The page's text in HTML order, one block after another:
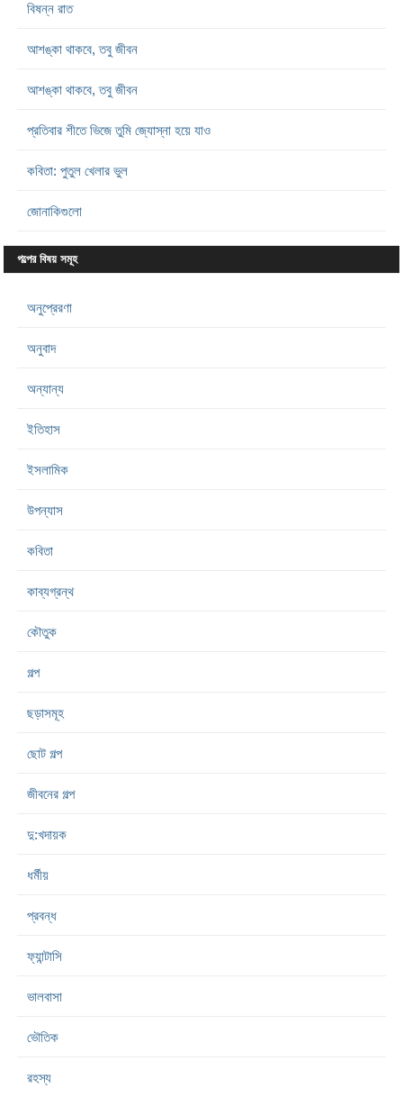
বিষন্ন রাত
আশঙ্কা থাকবে, তবু জীবন
আশঙ্কা থাকবে, তবু জীবন
প্রতিবার শীতে ভিজে তুমি জ্যোস্না হয়ে যাও
কবিতা: পুতুল খেলার ভুল
জোনাকিগুলো
গল্পের বিষয় সমূহ
অনুপ্রেরণা
অনুবাদ
অন্যান্য
ইতিহাস
ইসলামিক
উপন্যাস
কবিতা
কাব্যগ্রন্থ
কৌতুক
গল্প
ছড়াসমূহ
ছোট গল্প
জীবনের গল্প
দু:খদায়ক
ধর্মীয়
প্রবন্ধ
ফ্যান্টাসি
ভালবাসা
ভৌতিক
রহস্য